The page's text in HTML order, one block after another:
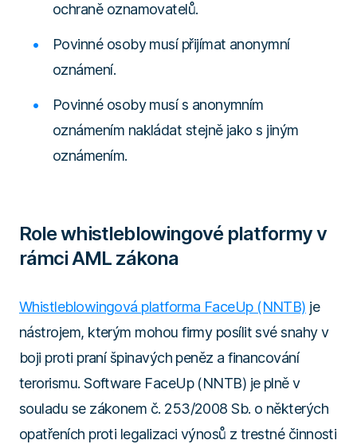
ochraně oznamovatelů.
Povinné osoby musí přijímat anonymní
oznámení.
Povinné osoby musí s anonymním
oznámením nakládat stejně jako s jiným
oznámením.
Role whistleblowingové platformy v
rámci AML zákona
Whistleblowingová platforma FaceUp (NNTB) je
nástrojem, kterým mohou firmy posílit své snahy v
boji proti praní špinavých peněz a financování
terorismu. Software FaceUp (NNTB) je plně v
souladu se zákonem č. 253/2008 Sb. o některých
opatřeních proti legalizaci výnosů z trestné činnosti